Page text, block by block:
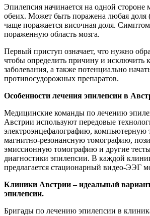
Эпилепсия начинается на одной стороне
обеих. Может быть поражена любая доля
чаще поражается височная доля.
пораженную область мозга.
Первый приступ означает, что нужно
чтобы определить причину и исключить
заболевания, а также потенциально
противосудорожных препаратов.
Особенности лечения эпилепсии в
Медицинские команды по лечению
Австрии используют передовые
электроэнцефалографию, компьютерную
магнитно-резонансную томографию,
эмиссионную томографию и другие
диагностики эпилепсии. В каждой
предлагается стационарный видео-ЭЭГ
Клиники Австрии – идеальный
эпилепсии.
Бригады по лечению эпилепсии в